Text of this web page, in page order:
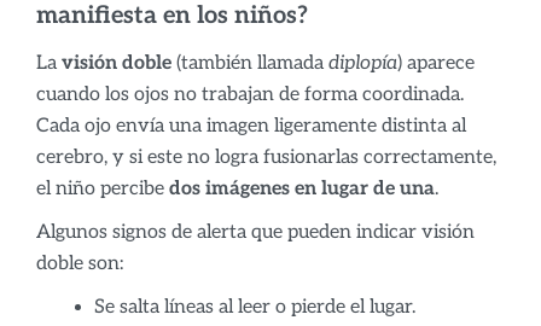
manifiesta en los niños?
La visión doble (también llamada diplopía) aparece
cuando los ojos no trabajan de forma coordinada.
Cada ojo envía una imagen ligeramente distinta al
cerebro, y si este no logra fusionarlas correctamente,
el niño percibe dos imágenes en lugar de una.
Algunos signos de alerta que pueden indicar visión
doble son:
Se salta líneas al leer o pierde el lugar.